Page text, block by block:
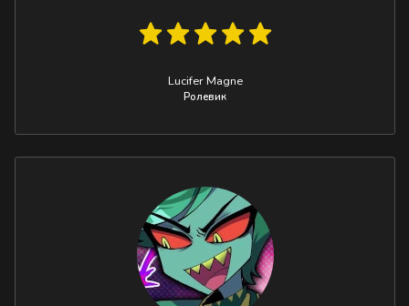
Lucifer Magne
Ролевик